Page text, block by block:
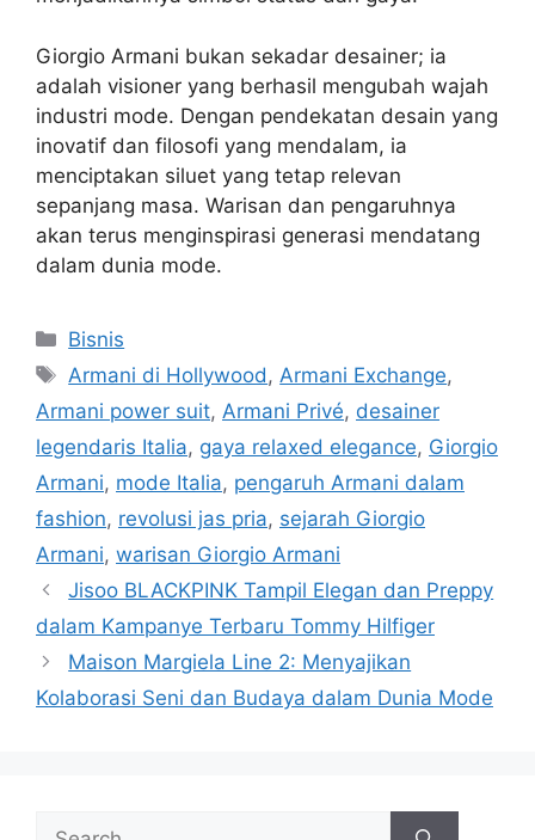
Giorgio Armani bukan sekadar desainer; ia
adalah visioner yang berhasil mengubah wajah
industri mode. Dengan pendekatan desain yang
inovatif dan filosofi yang mendalam, ia
menciptakan siluet yang tetap relevan
sepanjang masa. Warisan dan pengaruhnya
akan terus menginspirasi generasi mendatang
dalam dunia mode.
Categories
Bisnis
Tags
Armani di Hollywood , Armani Exchange,
Armani power suit, Armani Privé, desainer
legendaris Italia, gaya relaxed elegance, Giorgio
Armani, mode Italia, pengaruh Armani dalam
fashion, revolusi jas pria, sejarah Giorgio
Armani, warisan Giorgio Armani
Jisoo BLACKPINK Tampil Elegan dan Preppy
dalam Kampanye Terbaru Tommy Hilfiger
Maison Margiela Line 2: Menyajikan
Kolaborasi Seni dan Budaya dalam Dunia Mode